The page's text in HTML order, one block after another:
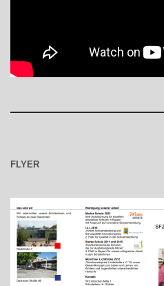
FLYER